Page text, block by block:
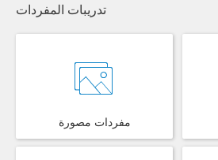
تدريبات المفردات
مفردات مصورة